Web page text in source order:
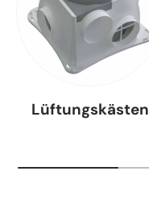
Lüftungskästen